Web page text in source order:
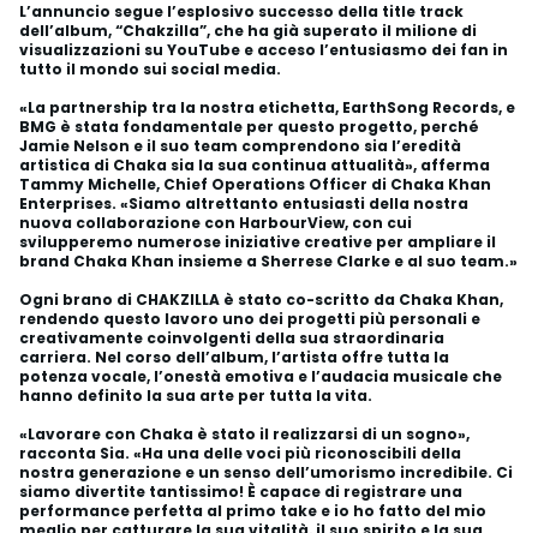
L’annuncio segue l’esplosivo successo della title track
dell’album, “Chakzilla”, che ha già superato il milione di
visualizzazioni su YouTube e acceso l’entusiasmo dei fan in
tutto il mondo sui social media.
«La partnership tra la nostra etichetta, EarthSong Records, e
BMG è stata fondamentale per questo progetto, perché
Jamie Nelson e il suo team comprendono sia l’eredità
artistica di Chaka sia la sua continua attualità», afferma
Tammy Michelle, Chief Operations Officer di Chaka Khan
Enterprises. «Siamo altrettanto entusiasti della nostra
nuova collaborazione con HarbourView, con cui
svilupperemo numerose iniziative creative per ampliare il
brand Chaka Khan insieme a Sherrese Clarke e al suo team.»
Ogni brano di CHAKZILLA è stato co-scritto da Chaka Khan,
rendendo questo lavoro uno dei progetti più personali e
creativamente coinvolgenti della sua straordinaria
carriera. Nel corso dell’album, l’artista offre tutta la
potenza vocale, l’onestà emotiva e l’audacia musicale che
hanno definito la sua arte per tutta la vita.
«Lavorare con Chaka è stato il realizzarsi di un sogno»,
racconta Sia. «Ha una delle voci più riconoscibili della
nostra generazione e un senso dell’umorismo incredibile. Ci
siamo divertite tantissimo! È capace di registrare una
performance perfetta al primo take e io ho fatto del mio